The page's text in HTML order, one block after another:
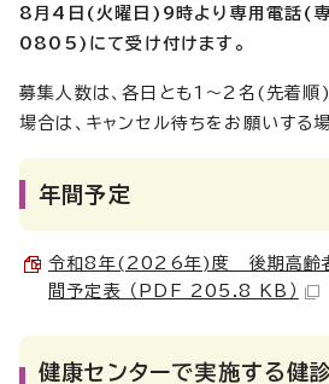
8月4日(火曜日)9時より専用電話(
0805)にて受け付けます。
募集人数は、各日とも1～2名(先着順)
場合は、キャンセル待ちをお願いする
年間予定
令和8年(2026年)度 後期高齢
間予定表 （PDF 205.8 KB）
健康センターで実施する健